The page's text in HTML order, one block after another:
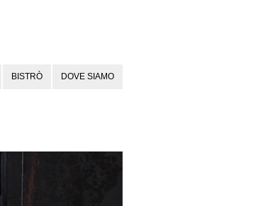
BISTRÒ DOVE SIAMO